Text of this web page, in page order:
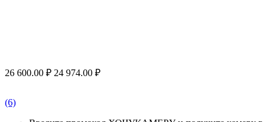
26 600.00 ₽ 24 974.00 ₽
(6)